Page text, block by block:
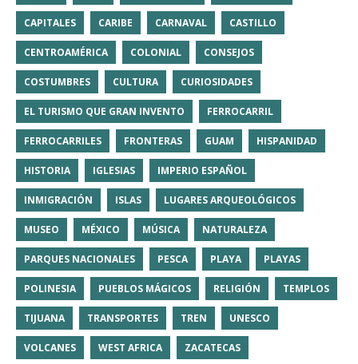
CAPITALES CARIBE CARNAVAL CASTILLO
CENTROAMÉRICA COLONIAL CONSEJOS
COSTUMBRES CULTURA CURIOSIDADES
EL TURISMO QUE GRAN INVENTO FERROCARRIL
FERROCARRILES FRONTERAS GUAM HISPANIDAD
HISTORIA IGLESIAS IMPERIO ESPAÑOL
INMIGRACIÓN ISLAS LUGARES ARQUEOLÓGICOS
MUSEO MÉXICO MÚSICA NATURALEZA
PARQUES NACIONALES PESCA PLAYA PLAYAS
POLINESIA PUEBLOS MÁGICOS RELIGIÓN TEMPLOS
TIJUANA TRANSPORTES TREN UNESCO
VOLCANES WEST AFRICA ZACATECAS